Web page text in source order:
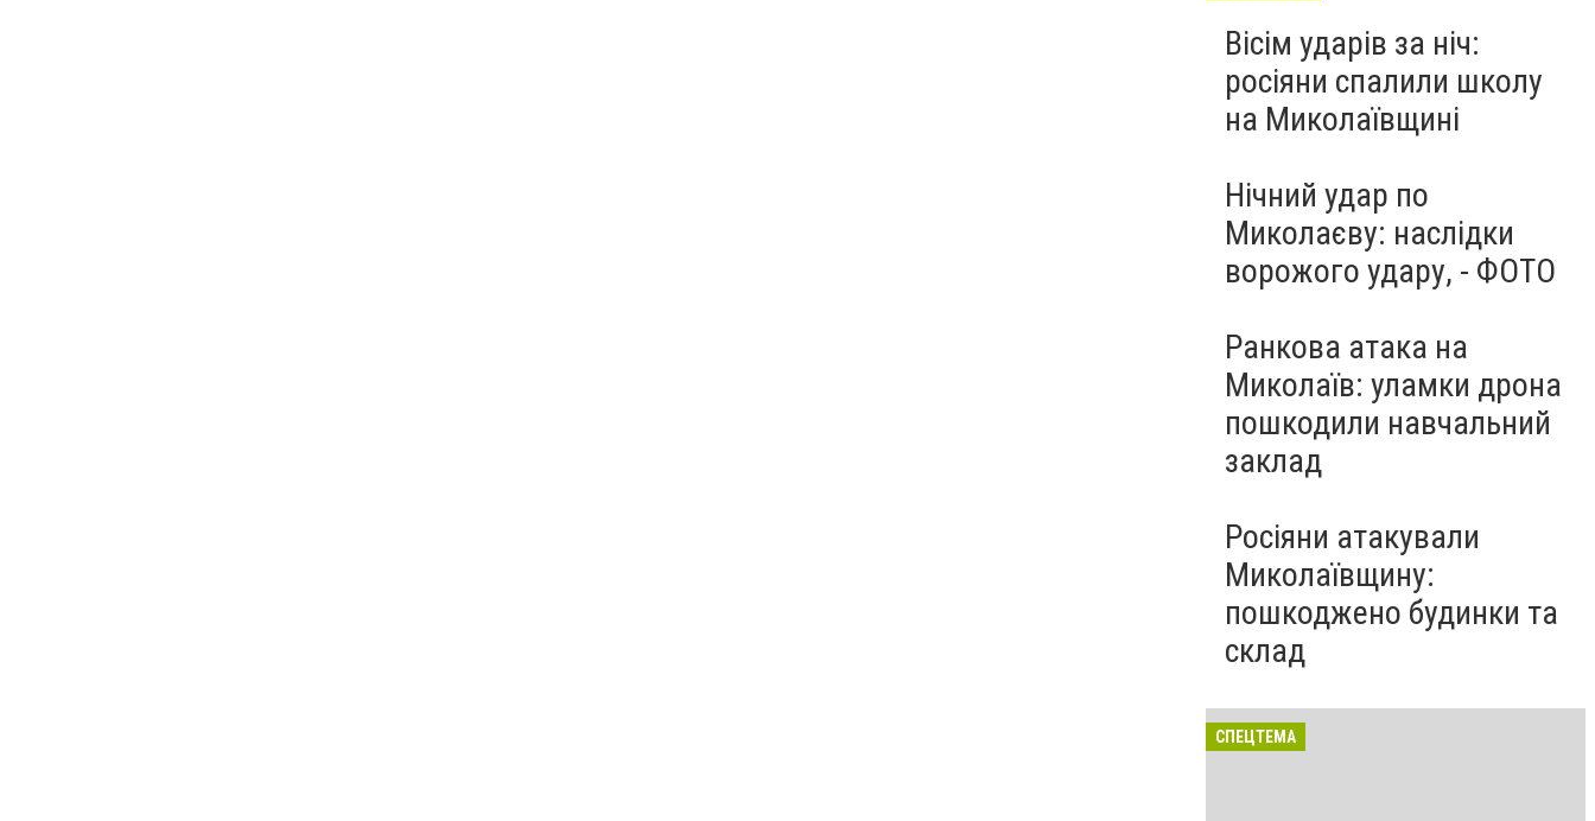
Вісім ударів за ніч:
росіяни спалили школу
на Миколаївщині
Нічний удар по
Миколаєву: наслідки
ворожого удару, - ФОТО
Ранкова атака на
Миколаїв: уламки дрона
пошкодили навчальний
заклад
Росіяни атакували
Миколаївщину:
пошкоджено будинки та
склад
СПЕЦТЕМА